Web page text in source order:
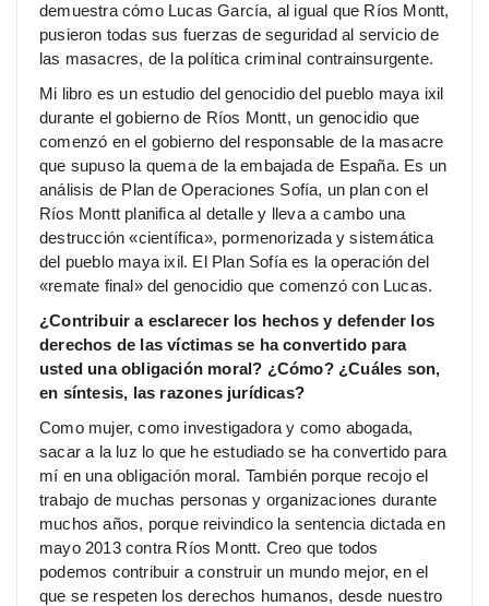
demuestra cómo Lucas García, al igual que Ríos Montt,
pusieron todas sus fuerzas de seguridad al servicio de
las masacres, de la política criminal contrainsurgente.
Mi libro es un estudio del genocidio del pueblo maya ixil
durante el gobierno de Ríos Montt, un genocidio que
comenzó en el gobierno del responsable de la masacre
que supuso la quema de la embajada de España. Es un
análisis de Plan de Operaciones Sofía, un plan con el
Ríos Montt planifica al detalle y lleva a cambo una
destrucción «científica», pormenorizada y sistemática
del pueblo maya ixil. El Plan Sofía es la operación del
«remate final» del genocidio que comenzó con Lucas.
¿Contribuir a esclarecer los hechos y defender los
derechos de las víctimas se ha convertido para
usted una obligación moral? ¿Cómo? ¿Cuáles son,
en síntesis, las razones jurídicas?
Como mujer, como investigadora y como abogada,
sacar a la luz lo que he estudiado se ha convertido para
mí en una obligación moral. También porque recojo el
trabajo de muchas personas y organizaciones durante
muchos años, porque reivindico la sentencia dictada en
mayo 2013 contra Ríos Montt. Creo que todos
podemos contribuir a construir un mundo mejor, en el
que se respeten los derechos humanos, desde nuestro